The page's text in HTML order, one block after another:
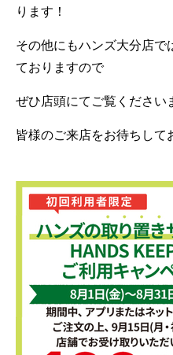
ります！
その他にもハンズ大分店で
ておりますので
ぜひ店頭にてご覧ください
皆様のご来店をお待ちして